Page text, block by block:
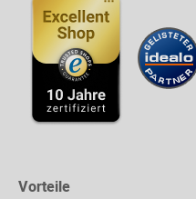
Vorteile